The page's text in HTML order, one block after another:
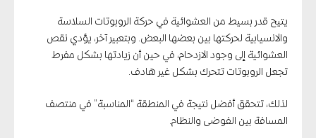
يتيح قدر بسيط من العشوائية في حركة الروبوتات السلاسة
والانسيابية لحركتها بين بعضها البعض. وبتعبير آخر، يؤدي نقص
العشوائية إلى وجود الازدحام، في حين أن زيادتها بشكل مفرط
تجعل الروبوتات تتحرك بشكل غير هادف.
لذلك، تتحقق أفضل نتيجة في المنطقة “المناسبة” في منتصف
المسافة بين الفوضى والنظام.